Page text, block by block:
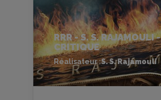
RRR - S. S. RAJAMOULI -
CRITIQUE
Réalisateur :S. S. Rajamouli